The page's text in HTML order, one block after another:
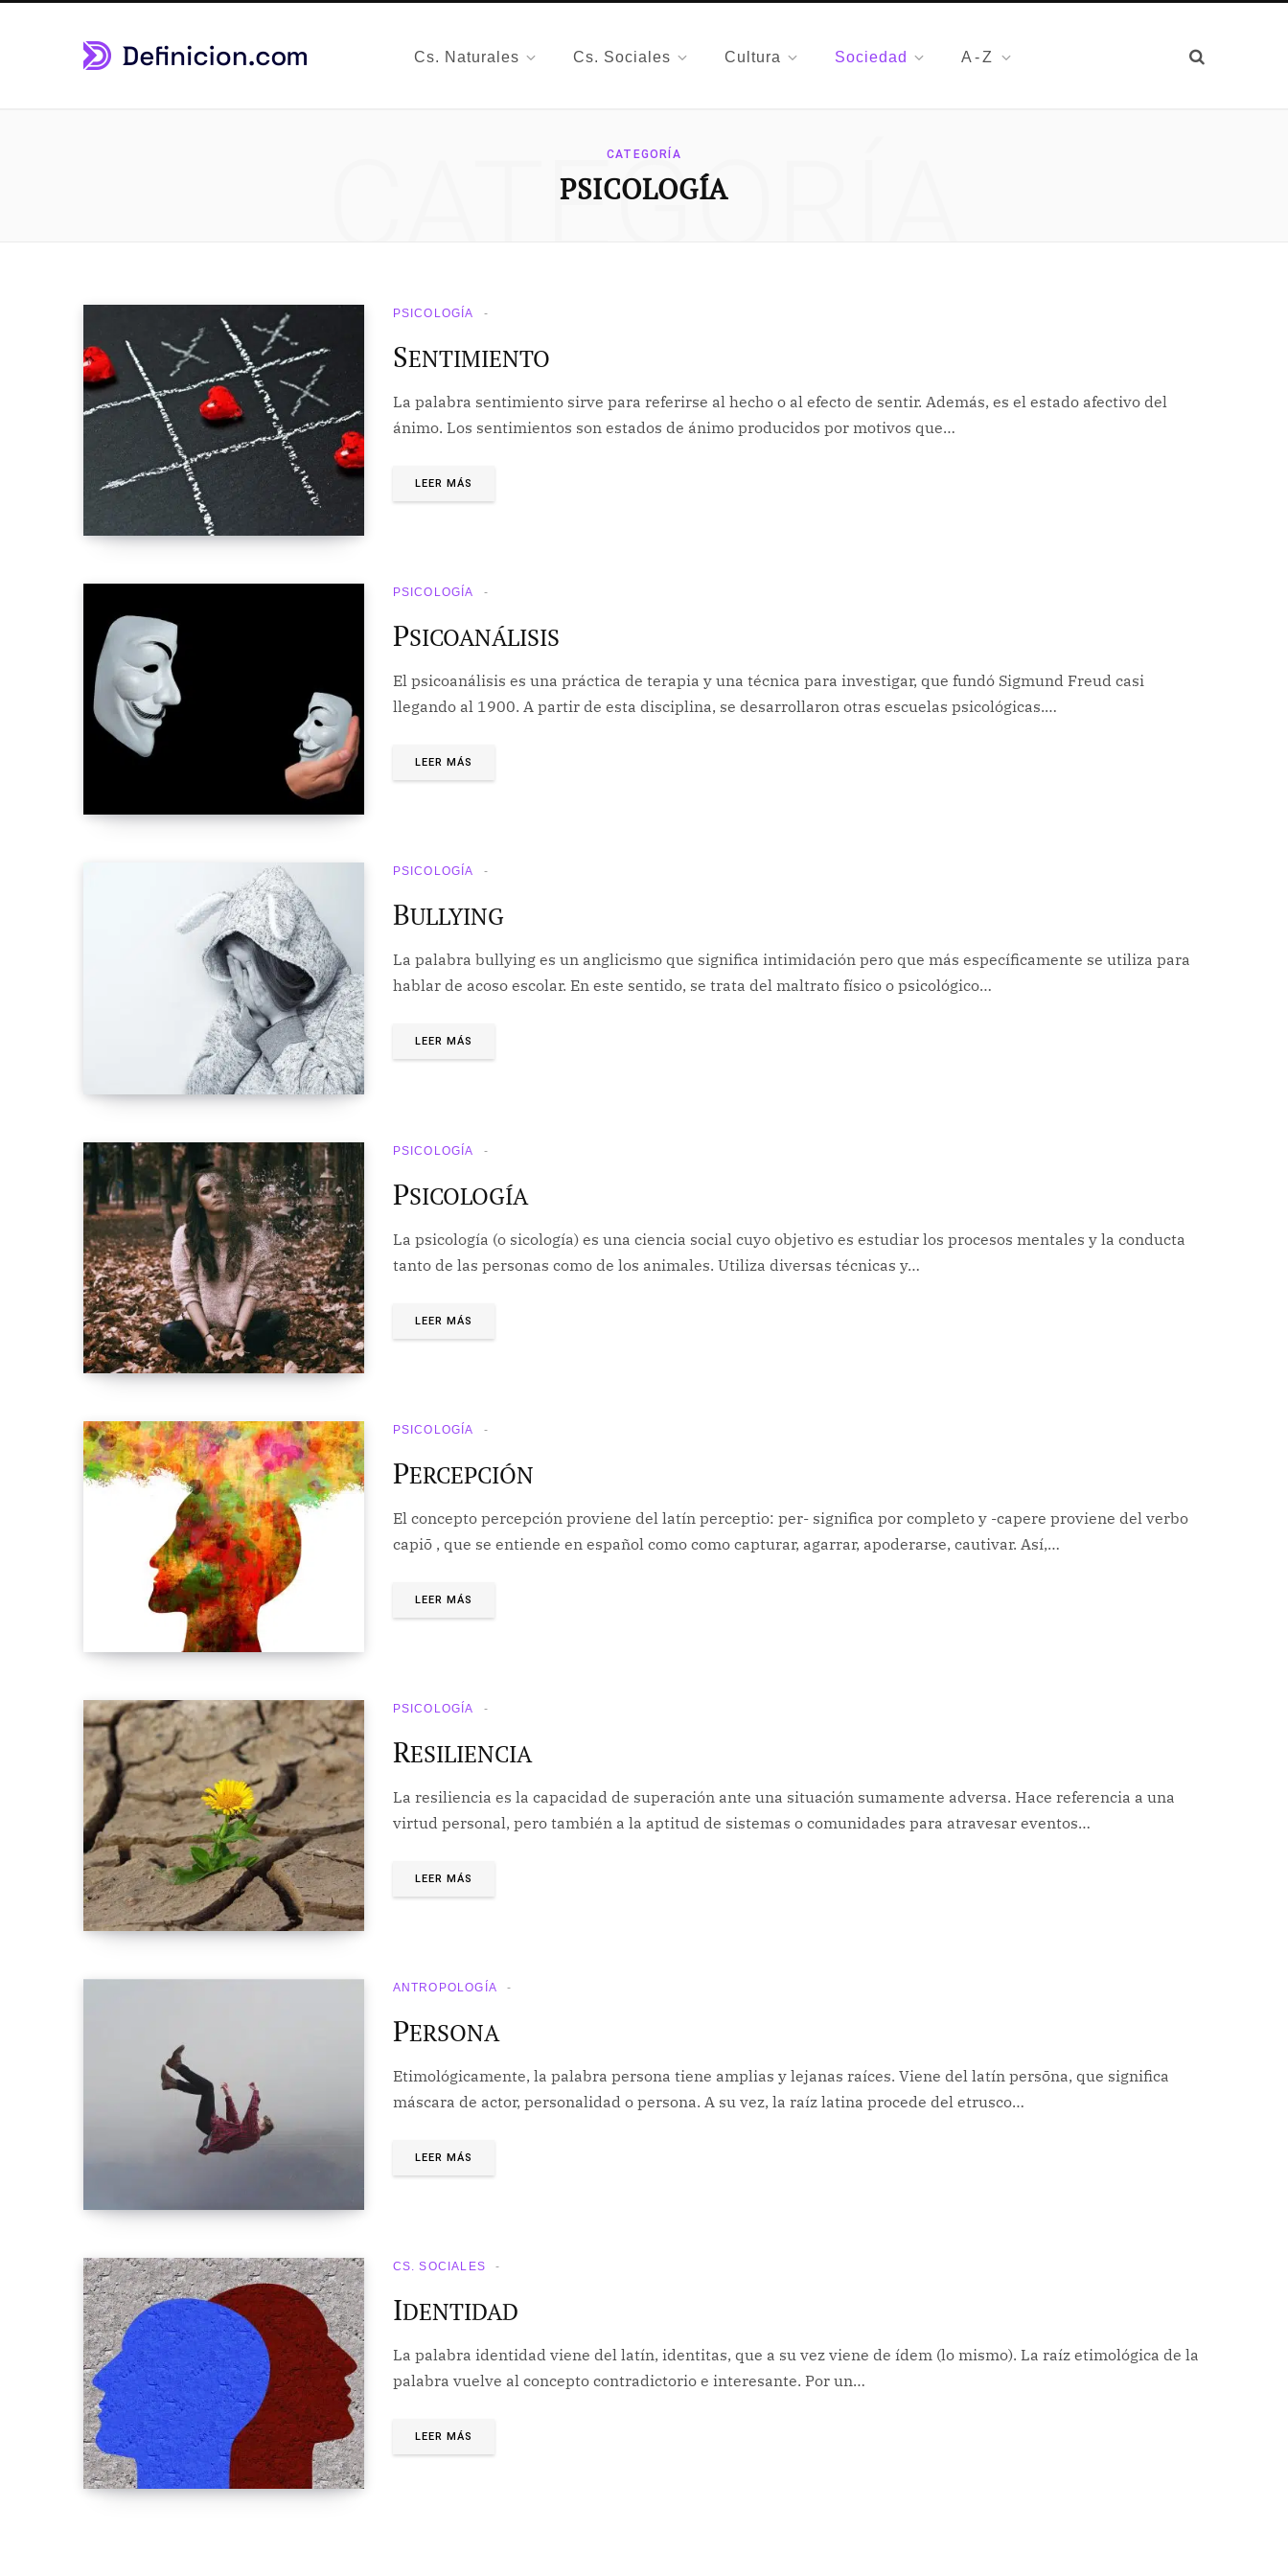
Cs. Naturales Cs. Sociales Cultura Sociedad A-Z
CATEGORÍA
PSICOLOGÍA
CATEGORÍA
PSICOLOGÍA
SENTIMIENTO
La palabra sentimiento sirve para referirse al hecho o al efecto de sentir. Además, es el estado afectivo del
ánimo. Los sentimientos son estados de ánimo producidos por motivos que…
LEER MÁS
PSICOLOGÍA
PSICOANÁLISIS
El psicoanálisis es una práctica de terapia y una técnica para investigar, que fundó Sigmund Freud casi
llegando al 1900. A partir de esta disciplina, se desarrollaron otras escuelas psicológicas.…
LEER MÁS
PSICOLOGÍA
BULLYING
La palabra bullying es un anglicismo que significa intimidación pero que más específicamente se utiliza para
hablar de acoso escolar. En este sentido, se trata del maltrato físico o psicológico…
LEER MÁS
PSICOLOGÍA
PSICOLOGÍA
La psicología (o sicología) es una ciencia social cuyo objetivo es estudiar los procesos mentales y la conducta
tanto de las personas como de los animales. Utiliza diversas técnicas y…
LEER MÁS
PSICOLOGÍA
PERCEPCIÓN
El concepto percepción proviene del latín perceptio: per- significa por completo y -capere proviene del verbo
capiō , que se entiende en español como como capturar, agarrar, apoderarse, cautivar. Así,…
LEER MÁS
PSICOLOGÍA
RESILIENCIA
La resiliencia es la capacidad de superación ante una situación sumamente adversa. Hace referencia a una
virtud personal, pero también a la aptitud de sistemas o comunidades para atravesar eventos…
LEER MÁS
ANTROPOLOGÍA
PERSONA
Etimológicamente, la palabra persona tiene amplias y lejanas raíces. Viene del latín persōna, que significa
máscara de actor, personalidad o persona. A su vez, la raíz latina procede del etrusco…
LEER MÁS
CS. SOCIALES
IDENTIDAD
La palabra identidad viene del latín, identitas, que a su vez viene de ídem (lo mismo). La raíz etimológica de la
palabra vuelve al concepto contradictorio e interesante. Por un…
LEER MÁS